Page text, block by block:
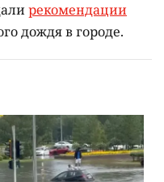
рекомендации
дождя в городе.